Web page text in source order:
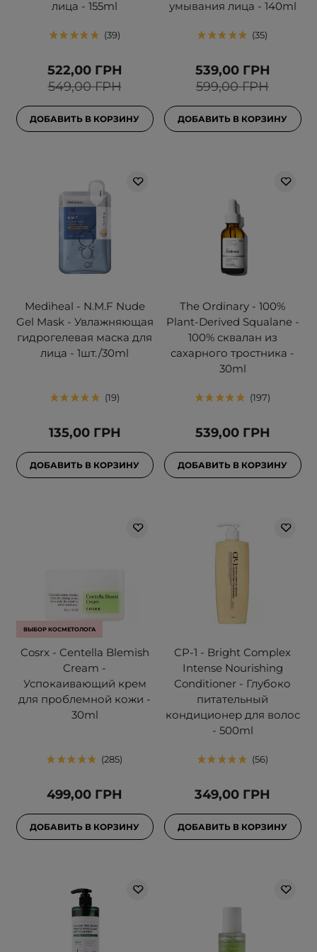
лица - 155ml
39
549,00 ГРН
522,00 ГРН
ДОБАВИТЬ В КОРЗИНУ
умывания лица - 140ml
35
599,00 ГРН
539,00 ГРН
ДОБАВИТЬ В КОРЗИНУ
Mediheal - N.M.F Nude
Gel Mask - Увлажняющая
гидрогелевая маска для
лица - 1шт./30ml
19
135,00 ГРН
ДОБАВИТЬ В КОРЗИНУ
The Ordinary - 100%
Plant-Derived Squalane -
100% сквалан из
сахарного тростника -
30ml
197
539,00 ГРН
ДОБАВИТЬ В КОРЗИНУ
ВЫБОР КОСМЕТОЛОГА
Cosrx - Centella Blemish
Cream -
Успокаивающий крем
для проблемной кожи -
30ml
285
499,00 ГРН
ДОБАВИТЬ В КОРЗИНУ
CP-1 - Bright Complex
Intense Nourishing
Conditioner - Глубоко
питательный
кондиционер для волос
- 500ml
56
349,00 ГРН
ДОБАВИТЬ В КОРЗИНУ